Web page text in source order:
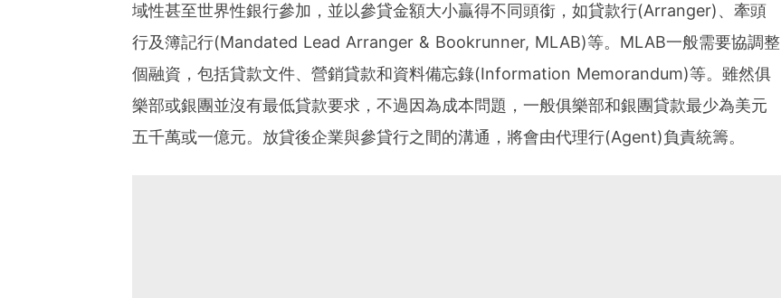
域性甚至世界性銀行參加，並以參貸金額大小贏得不同頭銜，如貸款行(Arranger)、牽頭
行及簿記行(Mandated Lead Arranger & Bookrunner, MLAB)等。MLAB一般需要協調整
個融資，包括貸款文件、營銷貸款和資料備忘錄(Information Memorandum)等。雖然俱
樂部或銀團並沒有最低貸款要求，不過因為成本問題，一般俱樂部和銀團貸款最少為美元
五千萬或一億元。放貸後企業與參貸行之間的溝通，將會由代理行(Agent)負責統籌。